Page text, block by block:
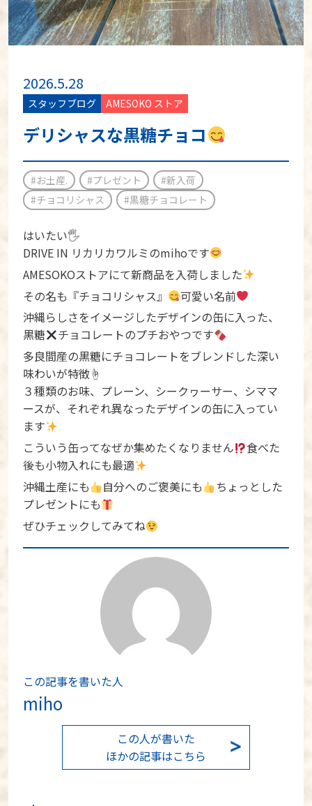
2026.5.28
スタッフブログ AMESOKO ストア
デリシャスな黒糖チョコ
#お土産. #プレゼント
#新入荷
#チョコリシャス
#黒糖チョコレート
はいたい🖐️
DRIVE IN リカリカワルミのmihoです
AMESOKOストアにて新商品を入荷しました
その名も『チョコリシャス』
可愛い名前
沖縄らしさをイメージしたデザインの缶に入った、
黒糖
チョコレートのプチおやつです
多良間産の黒糖にチョコレートをブレンドした深い
味わいが特徴☝️
３種類のお味、プレーン、シークヮーサー、シママ
ースが、それぞれ異なったデザインの缶に入ってい
ます
こういう缶ってなぜか集めたくなりません
食べた
後も小物入れにも最適
沖縄土産にも
自分へのご褒美にも
ちょっとした
プレゼントにも
ぜひチェックしてみてね
この記事を書いた人
miho
この人が書いた
ほかの記事はこちら